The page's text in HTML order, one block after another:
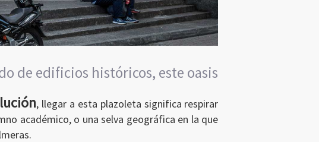
de edificios históricos, este oasis
, llegar a esta plazoleta significa respirar
académico, o una selva geográfica en la que